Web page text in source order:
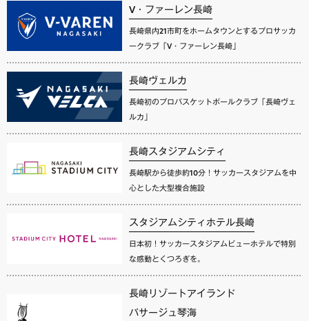
V・ファーレン長崎
長崎県内21市町をホームタウンとするプロサッカ
ークラブ「V・ファーレン長崎」
長崎ヴェルカ
長崎初のプロバスケットボールクラブ「長崎ヴェ
ルカ」
長崎スタジアムシティ
長崎駅から徒歩約10分！サッカースタジアムを中
心とした大型複合施設
スタジアムシティホテル長崎
日本初！サッカースタジアムビューホテルで特別
な感動とくつろぎを。
長崎リゾートアイランド
パサージュ琴海